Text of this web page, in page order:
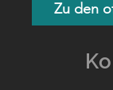
Zu den